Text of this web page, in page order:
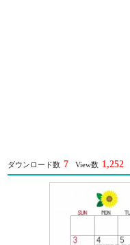
ダウンロード数 7 View数 1,252